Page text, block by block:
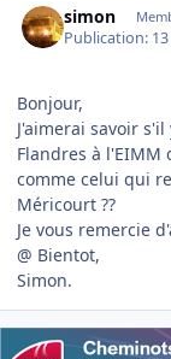
simon
Publication:
Bonjour,
J'aimerai savoir
Flandres à l'EIMM
comme celui qui
Méricourt ??
Je vous remercie
@ Bientot,
Simon.